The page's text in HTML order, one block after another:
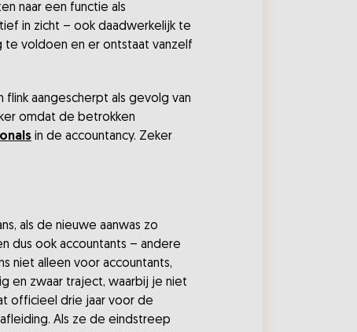
naar een functie als
in zicht – ook daadwerkelijk te
te voldoen en er ontstaat vanzelf
aangescherpt als gevolg van
omdat de betrokken
in de accountancy. Zeker
als de nieuwe aanwas zo
dus ook accountants – andere
niet alleen voor accountants,
en zwaar traject, waarbij je niet
officieel drie jaar voor de
Als ze de eindstreep